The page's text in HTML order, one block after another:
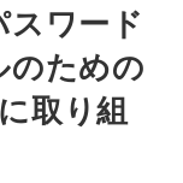
ワード
のための
取り組